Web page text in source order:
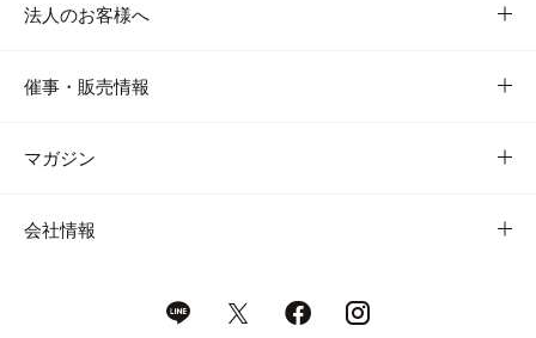
法人のお客様へ
催事・販売情報
マガジン
会社情報